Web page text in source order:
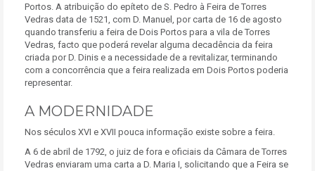
Portos. A atribuição do epíteto de S. Pedro à Feira de Torres
Vedras data de 1521, com D. Manuel, por carta de 16 de agosto
quando transferiu a feira de Dois Portos para a vila de Torres
Vedras, facto que poderá revelar alguma decadência da feira
criada por D. Dinis e a necessidade de a revitalizar, terminando
com a concorrência que a feira realizada em Dois Portos poderia
representar.
A MODERNIDADE
Nos séculos XVI e XVII pouca informação existe sobre a feira.
A 6 de abril de 1792, o juiz de fora e oficiais da Câmara de Torres
Vedras enviaram uma carta a D. Maria I, solicitando que a Feira se